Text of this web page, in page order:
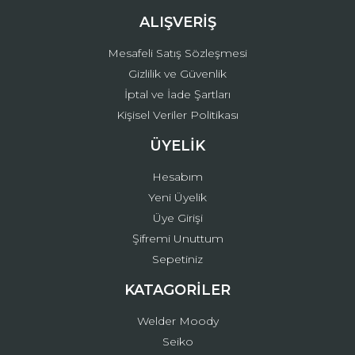
ALIŞVERİŞ
Mesafeli Satış Sözleşmesi
Gizlilik ve Güvenlik
İptal ve İade Şartları
Kişisel Veriler Politikası
ÜYELİK
Hesabım
Yeni Üyelik
Üye Girişi
Şifremi Unuttum
Sepetiniz
KATAGORİLER
Welder Moody
Seiko